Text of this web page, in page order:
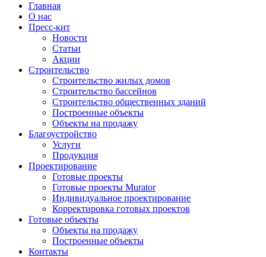
Главная
О нас
Пресс-кит
Новости
Статьи
Акции
Строительство
Строительство жилых домов
Строительство бассейнов
Строительство общественных зданий
Построенные объекты
Объекты на продажу
Благоустройство
Услуги
Продукция
Проектирование
Готовые проекты
Готовые проекты Murator
Индивидуальное проектирование
Корректировка готовых проектов
Готовые объекты
Объекты на продажу
Построенные объекты
Контакты